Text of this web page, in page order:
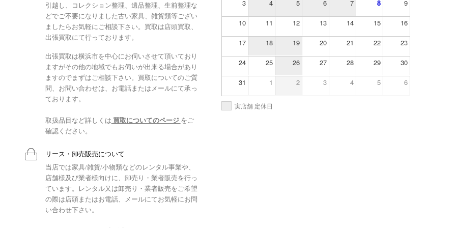
引越し、コレクション整理、遺品整理、生前整理な
どでご不要になりました古い家具、雑貨類等ござい
ましたらお気軽にご相談下さい。買取は店頭買取、
出張買取にて行っております。
出張買取は横浜市を中心にお伺いさせて頂いており
ますがその他の地域でもお伺いが出来る場合があり
ますのでまずはご相談下さい。買取についてのご質
問、お問い合わせは、お電話またはメールにて承っ
ております。
取扱品目など詳しくは 買取についてのページ をご
確認ください。
リース・卸売販売について
当店では家具/雑貨/小物類などのレンタル事業や、
店舗様及び業者様向けに、卸売り・業者販売を行っ
ています。レンタル又は卸売り・業者販売をご希望
の際は店頭またはお電話、メールにてお気軽にお問
い合わせ下さい。
3 4 5 6 7 8 9
10 11 12 13 14 15 16
17 18 19 20 21 22 23
24 25 26 27 28 29 30
31 1 2 3 4 5 6
実店舗 定休日